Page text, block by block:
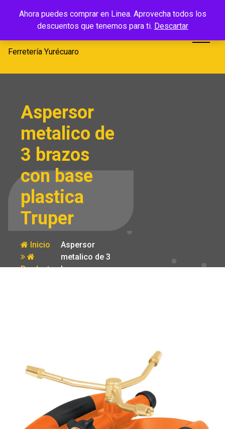
Ahora puedes comprar en Linea. Aprovecha todos los
descuentos que tenemos para ti. Descartar
Ferretería
Yurécuaro
Ferretería Yurécuaro
Aspersor
metalico de
3 brazos
con base
plastica
Truper
Inicio
Producto
Aspersor
metalico de 3
brazos con